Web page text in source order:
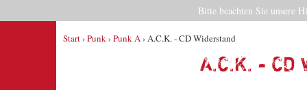
Start›Punk›Punk A› A.C.K. - CD Widerstand
A.C.K. -
Bitte beachten Sie unsere